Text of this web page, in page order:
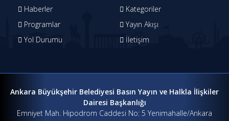
Haberler
Kategoriler
Programlar
Yayın Akışı
Yol Durumu
İletişim
Ankara Büyükşehir Belediyesi Basın Yayın ve Halkla İlişkiler
Dairesi Başkanlığı
Emniyet Mah. Hipodrom Caddesi No: 5 Yenimahalle/Ankara